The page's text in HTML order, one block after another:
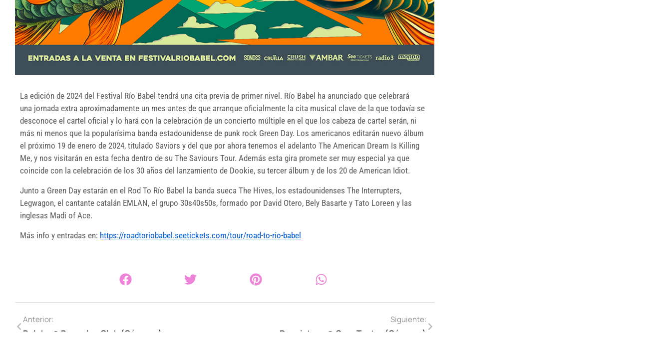
La edición de 2024 del Festival Río Babel tendrá una cita previa de primer nivel. Río Babel ha anunciado que celebrará
una jornada extra aproximadamente un mes antes de que arranque oficialmente la cita musical clave de la que todavía se
desconoce el cartel oficial y lo hará con la celebración de un concierto múltiple en el que los cabeza de cartel serán, ni
más ni menos que la popularísima banda estadounidense de punk rock Green Day. Los americanos editarán nuevo álbum
el próximo 19 de enero de 2024, titulado Saviors y del que por ahora tenemos el adelanto The American Dream Is Killing
Me, y nos visitarán en esta fecha dentro de su The Saviours Tour. Además esta gira promete ser muy especial ya que
coincide con la celebración de los 30 años del lanzamiento de Dookie, su tercer álbum y de los 20 de American Idiot.
Junto a Green Day estarán en el Rod To Río Babel la banda sueca The Hives, los estadounidenses The Interrupters,
Legwagon, el cantante catalán EMLAN, el grupo 30s40s50s, formado por David Otero, Bely Basarte y Tato Loreen y las
inglesas Madi of Ace.
Más info y entradas en: https://roadtoriobabel.seetickets.com/tour/road-to-rio-babel
Anterior:
Belako @ Boogaloo Club (Cáceres)
Siguiente:
Despistaos @ Gran Teatro (Cáceres)